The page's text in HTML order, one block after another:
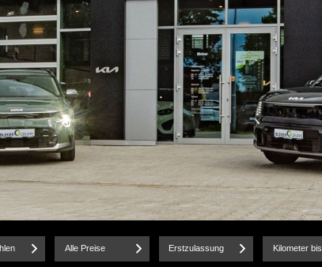
Alle Preise Erstzulassung Kilometer bis